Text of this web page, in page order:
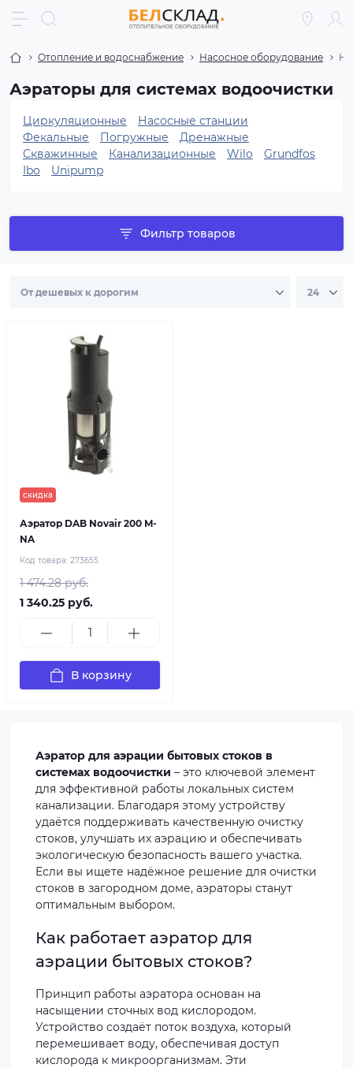
Отопление и водоснабжение Насосное оборудование
Аэраторы для системах водоочистки
Циркуляционные
Насосные станции
Фекальные
Погружные
Дренажные
Скважинные
Канализационные Wilo
Grundfos
Ibo
Unipump
Фильтр товаров
скидка
Аэратор DAB Novair 200 M-
NA
Код товара: 273655
1 474.28 руб.
1 340.25 руб.
В корзину
Аэратор для аэрации бытовых стоков в
системах водоочистки – это ключевой элемент
для эффективной работы локальных систем
канализации. Благодаря этому устройству
удаётся поддерживать качественную очистку
стоков, улучшать их аэрацию и обеспечивать
экологическую безопасность вашего участка.
Если вы ищете надёжное решение для очистки
стоков в загородном доме, аэраторы станут
оптимальным выбором.
Как работает аэратор для
аэрации бытовых стоков?
Принцип работы аэратора основан на
насыщении сточных вод кислородом.
Устройство создаёт поток воздуха, который
перемешивает воду, обеспечивая доступ
кислорода к микроорганизмам. Эти